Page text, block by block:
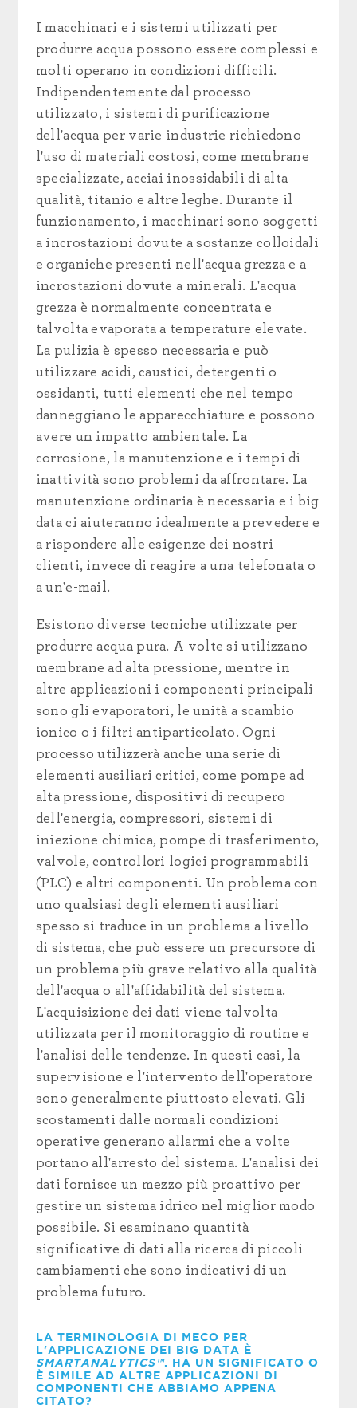
I macchinari e i sistemi utilizzati per
produrre acqua possono essere complessi e
molti operano in condizioni difficili.
Indipendentemente dal processo
utilizzato, i sistemi di purificazione
dell'acqua per varie industrie richiedono
l'uso di materiali costosi, come membrane
specializzate, acciai inossidabili di alta
qualità, titanio e altre leghe. Durante il
funzionamento, i macchinari sono soggetti
a incrostazioni dovute a sostanze colloidali
e organiche presenti nell'acqua grezza e a
incrostazioni dovute a minerali. L'acqua
grezza è normalmente concentrata e
talvolta evaporata a temperature elevate.
La pulizia è spesso necessaria e può
utilizzare acidi, caustici, detergenti o
ossidanti, tutti elementi che nel tempo
danneggiano le apparecchiature e possono
avere un impatto ambientale. La
corrosione, la manutenzione e i tempi di
inattività sono problemi da affrontare. La
manutenzione ordinaria è necessaria e i big
data ci aiuteranno idealmente a prevedere e
a rispondere alle esigenze dei nostri
clienti, invece di reagire a una telefonata o
a un'e-mail.
Esistono diverse tecniche utilizzate per
produrre acqua pura. A volte si utilizzano
membrane ad alta pressione, mentre in
altre applicazioni i componenti principali
sono gli evaporatori, le unità a scambio
ionico o i filtri antiparticolato. Ogni
processo utilizzerà anche una serie di
elementi ausiliari critici, come pompe ad
alta pressione, dispositivi di recupero
dell'energia, compressori, sistemi di
iniezione chimica, pompe di trasferimento,
valvole, controllori logici programmabili
(PLC) e altri componenti. Un problema con
uno qualsiasi degli elementi ausiliari
spesso si traduce in un problema a livello
di sistema, che può essere un precursore di
un problema più grave relativo alla qualità
dell'acqua o all'affidabilità del sistema.
L'acquisizione dei dati viene talvolta
utilizzata per il monitoraggio di routine e
l'analisi delle tendenze. In questi casi, la
supervisione e l'intervento dell'operatore
sono generalmente piuttosto elevati. Gli
scostamenti dalle normali condizioni
operative generano allarmi che a volte
portano all'arresto del sistema. L'analisi dei
dati fornisce un mezzo più proattivo per
gestire un sistema idrico nel miglior modo
possibile. Si esaminano quantità
significative di dati alla ricerca di piccoli
cambiamenti che sono indicativi di un
problema futuro.
LA TERMINOLOGIA DI MECO PER
L'APPLICAZIONE DEI BIG DATA È
SMARTANALYTICS™. HA UN SIGNIFICATO O
È SIMILE AD ALTRE APPLICAZIONI DI
COMPONENTI CHE ABBIAMO APPENA
CITATO?